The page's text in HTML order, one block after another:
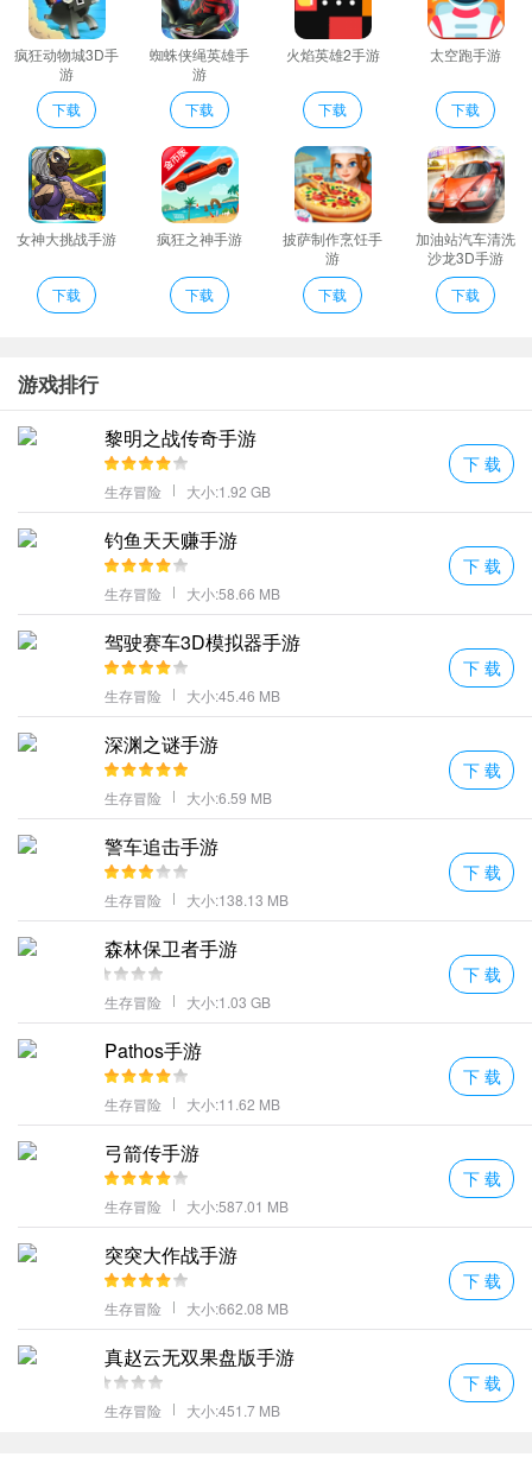
对于那些想要探索的人来说地图是巨大的故事超丰富的故事派对的
最爱玩起来很神奇给你意想不到的精彩。
背景音乐和BGM的大地图以及许多物品和武器装备的集合为玩家带
来最有趣的探索体验。像素动作冒险玩起来很神奇给你意想不到的
精彩。
怪奇物语1984点评
学校左边高中前男：瑞士刀(心)汽水(心)
*探索霍金斯及其周围环境。像幽暗密林和HawkinsLab发现令人兴奋
经典的像素风冒险挑战玩法让你爱不释手携手合作完成更多惊喜。
意外发现这像素风的小游戏居然贼鸡儿好玩?
前来调查一桩诡异的青少年下落不明全球从此解开有关异世的神秘
背景设定在世纪年代的印第安纳州一个小男孩神秘地消失了。
怪奇物语1984编辑心得
游戏中每位角色都具有独特的解决问题能力
非常不错的像素手游游戏中不仅有多种玩法而且还有一些隐藏的玩
法在游戏中可以开始冒险收集不同的线索和道具进入这个神秘的幻
想世界迎接新的冒险游戏。
很多谜题都需要他的远程攻击才能解开
满血时的攻击有特技比如牛仔是疾冲拳。
怪奇物语1984游戏规则
复古游戏的类型还是比较有怀旧情感的这个游戏玩起来让自己想到
了玩掌机的童年。
多人在线操作震撼战斗对决千奇白怪成长冒险关卡重重等你来战
玩家可以在游戏中感受到更多故事和挑战解锁更多玩法多重游戏谜
题创造独特模式收集资源强化装备的能力。
功能多样的武器道具你可以不断收集在不同的任务中会给你带来更
多帮助等你加入。
第二章节BOSS用Nancy就能过
更多好玩的游戏，请持续关注
疯狂动物城3D手
游
下载
蜘蛛侠绳英雄手
游
下载
火焰英雄2手游
下载
太空跑手游
下载
女神大挑战手游
下载
疯狂之神手游
下载
披萨制作烹饪手
游
下载
加油站汽车清洗
沙龙3D手游
下载
游戏排行
黎明之战传奇手游
生存冒险 大小:1.92 GB
下 载
钓鱼天天赚手游
生存冒险 大小:58.66 MB
下 载
驾驶赛车3D模拟器手游
生存冒险 大小:45.46 MB
下 载
深渊之谜手游
生存冒险 大小:6.59 MB
下 载
警车追击手游
生存冒险 大小:138.13 MB
下 载
森林保卫者手游
生存冒险 大小:1.03 GB
下 载
Pathos手游
生存冒险 大小:11.62 MB
下 载
弓箭传手游
生存冒险 大小:587.01 MB
下 载
突突大作战手游
生存冒险 大小:662.08 MB
下 载
真赵云无双果盘版手游
生存冒险 大小:451.7 MB
下 载